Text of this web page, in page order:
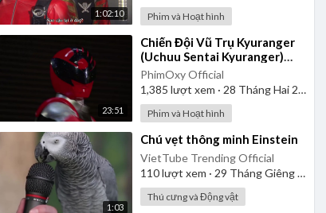
1:02:10 Phim và Hoạt hình
23:51
⁣Chiến Đội Vũ Trụ Kyuranger
(Uchuu Sentai Kyuranger)
2017 - Tập 1 | Thuyết Minh
PhimOxy Official
1,385 lượt xem · 28 Tháng Hai 2025
Phim và Hoạt hình
1:03
⁣Chú vẹt thông minh Einstein
VietTube Trending Official
110lượt xem · 29 Tháng Giêng 2025
Thú cưng và Động vật